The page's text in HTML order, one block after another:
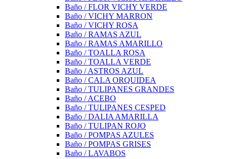
Baño / FLOR VICHY VERDE
Baño / VICHY MARRON
Baño / VICHY ROSA
Baño / RAMAS AZUL
Baño / RAMAS AMARILLO
Baño / TOALLA ROSA
Baño / TOALLA VERDE
Baño / ASTROS AZUL
Baño / CALA ORQUIDEA
Baño / TULIPANES GRANDES
Baño / ACEBO
Baño / TULIPANES CESPED
Baño / DALIA AMARILLA
Baño / TULIPAN ROJO
Baño / POMPAS AZULES
Baño / POMPAS GRISES
Baño / LAVABOS